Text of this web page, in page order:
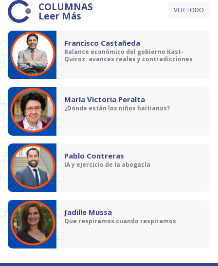
COLUMNAS
Leer Más VER TODO
Francisco Castañeda
Balance económico del gobierno Kast-
Quiroz: avances reales y contradicciones
María Victoria Peralta
¿Dónde están los niños haitianos?
Pablo Contreras
IA y ejercicio de la abogacía
Jadille Mussa
Que respiramos cuando respiramos